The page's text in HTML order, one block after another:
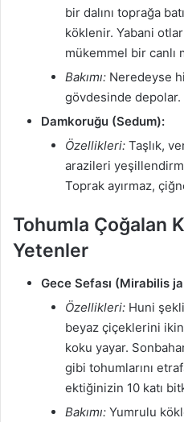
bir dalını toprağa
köklenir. Yabani
mükemmel bir canlı
Bakımı: Neredeyse
gövdesinde
Damkoruğu (Sedum):
Özellikleri: Taşlık,
arazileri
Toprak ayırmaz,
Tohumla Çoğalan
Yetenler
Gece Sefası (Mirabilis
Özellikleri: Huni
beyaz çiçeklerini
koku yayar.
gibi tohumlarını
ektiğinizin 10 katı
Bakımı: Yumrulu